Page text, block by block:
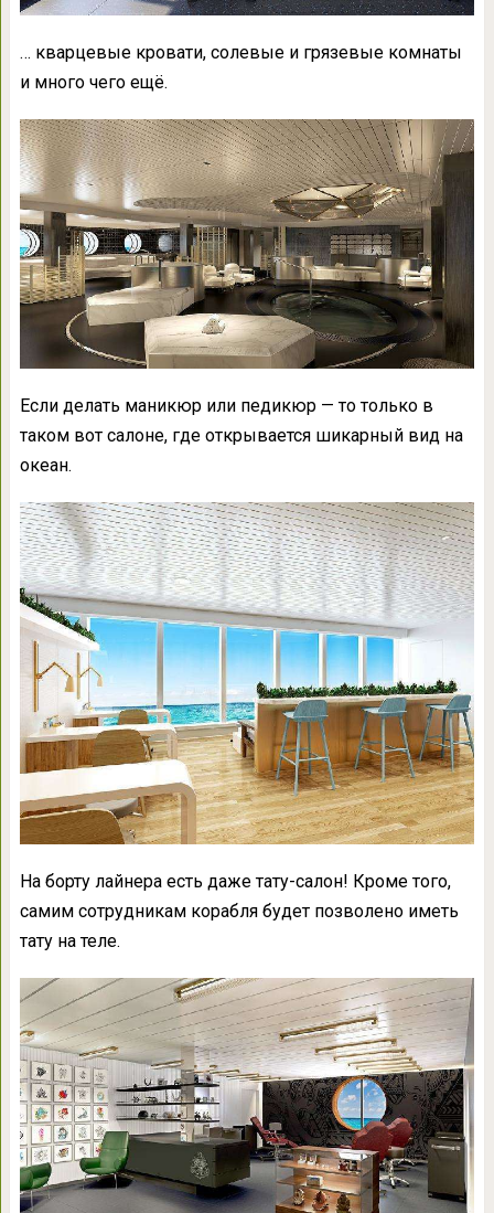
… кварцевые кровати, солевые и грязевые комнаты
и много чего ещё.
Если делать маникюр или педикюр — то только в
таком вот салоне, где открывается шикарный вид на
океан.
На борту лайнера есть даже тату-салон! Кроме того,
самим сотрудникам корабля будет позволено иметь
тату на теле.